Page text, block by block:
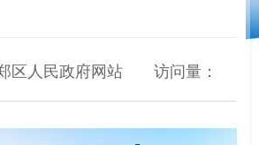
区人民政府网站 访问量：